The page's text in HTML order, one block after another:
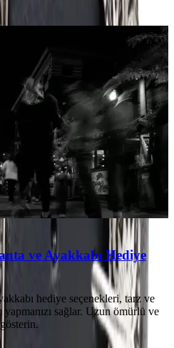
ve Ayakkabı Hediye
hediye seçenekleri, tarz ve
yapmanızı sağlar. Uzun ömürlü ve